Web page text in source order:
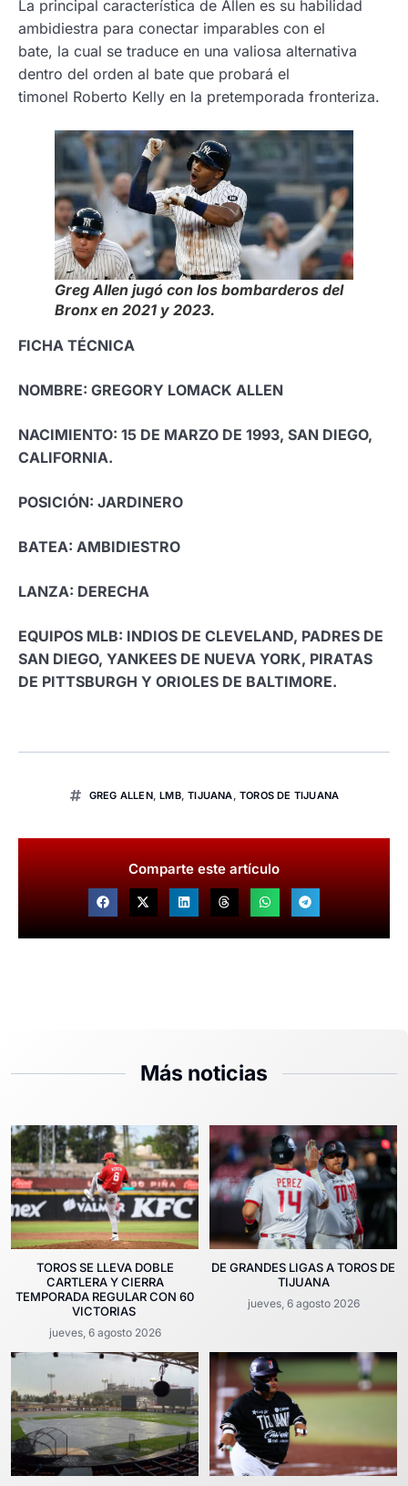
La principal característica de Allen es su habilidad
ambidiestra para conectar imparables con el
bate, la cual se traduce en una valiosa alternativa
dentro del orden al bate que probará el
timonel Roberto Kelly en la pretemporada fronteriza.
Greg Allen jugó con los bombarderos del
Bronx en 2021 y 2023.
FICHA TÉCNICA
NOMBRE: GREGORY LOMACK ALLEN
NACIMIENTO: 15 DE MARZO DE 1993, SAN DIEGO,
CALIFORNIA.
POSICIÓN: JARDINERO
BATEA: AMBIDIESTRO
LANZA: DERECHA
EQUIPOS MLB: INDIOS DE CLEVELAND, PADRES DE
SAN DIEGO, YANKEES DE NUEVA YORK, PIRATAS
DE PITTSBURGH Y ORIOLES DE BALTIMORE.
GREG ALLEN,LMB,TIJUANA ,TOROS DE TIJUANA
Comparte este artículo
Más noticias
TOROS SE LLEVA DOBLE
CARTLERA Y CIERRA
TEMPORADA REGULAR CON 60
VICTORIAS
jueves, 6 agosto 2026
DE GRANDES LIGAS A TOROS DE
TIJUANA
jueves, 6 agosto 2026